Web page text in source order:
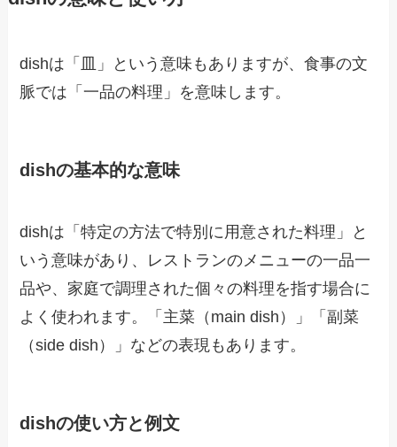
dishは「皿」という意味もありますが、食事の文
脈では「一品の料理」を意味します。
dishの基本的な意味
dishは「特定の方法で特別に用意された料理」と
いう意味があり、レストランのメニューの一品一
品や、家庭で調理された個々の料理を指す場合に
よく使われます。「主菜（main dish）」「副菜
（side dish）」などの表現もあります。
dishの使い方と例文